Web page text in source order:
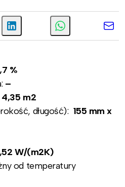
%
–
4,35 m2
długość): 155 mm x
W/(m2K)
od temperatury